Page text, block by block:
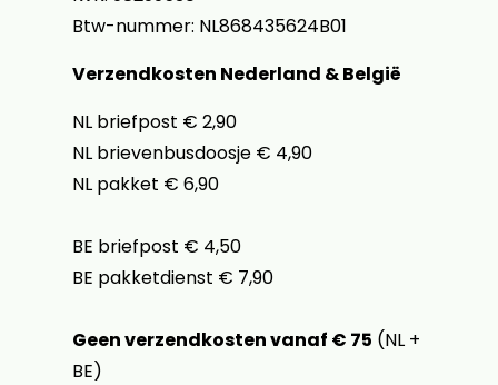
Btw-nummer: NL868435624B01
Verzendkosten Nederland & België
NL briefpost € 2,90
NL brievenbusdoosje € 4,90
NL pakket € 6,90
BE briefpost € 4,50
BE pakketdienst € 7,90
Geen verzendkosten vanaf € 75 (NL +
BE)